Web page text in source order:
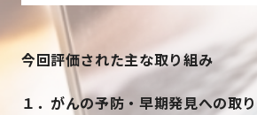
今回評価された主な取り組み
１．がんの予防・早期発見への取